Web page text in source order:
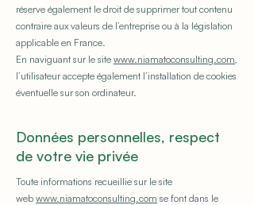
réserve également le droit de supprimer tout contenu
contraire aux valeurs de l’entreprise ou à la législation
applicable en France.
En naviguant sur le site www.niamatoconsulting.com,
l’utilisateur accepte également l’installation de cookies
éventuelle sur son ordinateur.
Données personnelles, respect
de votre vie privée
Toute informations recueillie sur le site
web www.niamatoconsulting.com se font dans le